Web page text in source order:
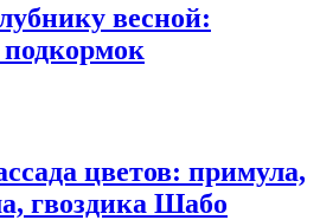
весной:
цветов: примула,
гвоздика Шабо